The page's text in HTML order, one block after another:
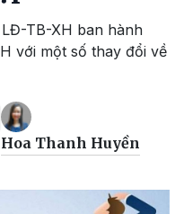
TB-XH ban hành
với một số thay đổi về
Hoa Thanh Huyền